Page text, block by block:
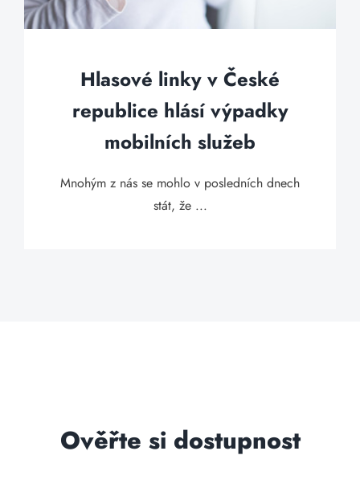
Hlasové linky v České
republice hlásí výpadky
mobilních služeb
Mnohým z nás se mohlo v posledních dnech
stát, že ...
Ověřte si dostupnost